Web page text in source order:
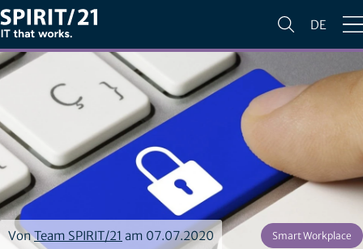
DE
VonTeam SPIRIT/21 am 07.07.2020 Smart Workplace